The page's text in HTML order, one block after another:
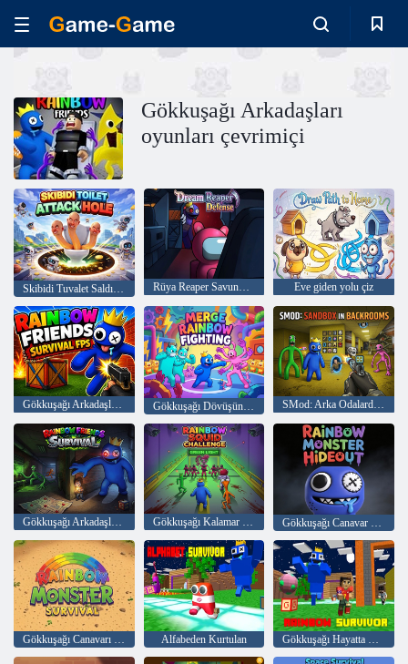
Gökkuşağı Arkadaşları
oyunları çevrimiçi
Skibidi Tuvalet Saldırı Deliği Rüya Reaper Savunması Eve giden yolu çiz
Gökkuşağı Arkadaşları Hayatta Kalma FPS Gökkuşağı Dövüşünü Birleştir SMod: Arka Odalardaki Sandbox
Gökkuşağı Arkadaşları Hayatta Kalma Gökkuşağı Kalamar Mücadelesi Gökkuşağı Canavar Sığınağı 3D
Gökkuşağı Canavarı Hayatta Kalma Alfabeden Kurtulan Gökkuşağı Hayatta Kalanı